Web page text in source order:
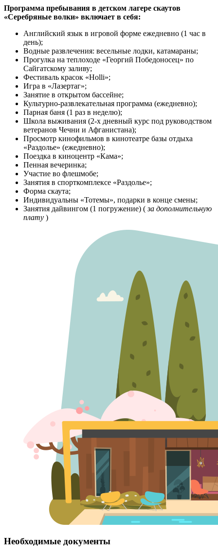
Программа пребывания в детском лагере скаутов
«Серебряные волки» включает в себя:
Английский язык в игровой форме ежедневно (1 час в
день);
Водные развлечения: весельные лодки, катамараны;
Прогулка на теплоходе «Георгий Победоносец» по
Сайгатскому заливу;
Фестиваль красок «Holli»;
Игра в «Лазертаг»;
Занятие в открытом бассейне;
Культурно-развлекательная программа (ежедневно);
Парная баня (1 раз в неделю);
Школа выживания (2-х дневный курс под руководством
ветеранов Чечни и Афганистана);
Просмотр кинофильмов в кинотеатре базы отдыха
«Раздолье» (ежедневно);
Поездка в киноцентр «Кама»;
Пенная вечеринка;
Участие во флешмобе;
Занятия в спорткомплексе «Раздолье»;
Форма скаута;
Индивидуальны «Тотемы», подарки в конце смены;
Занятия дайвингом (1 погружение) (за дополнительную
плату )
Необходимые документы